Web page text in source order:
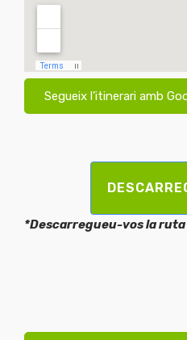
Segueix l’itinerari amb
*Descarregueu-vos la